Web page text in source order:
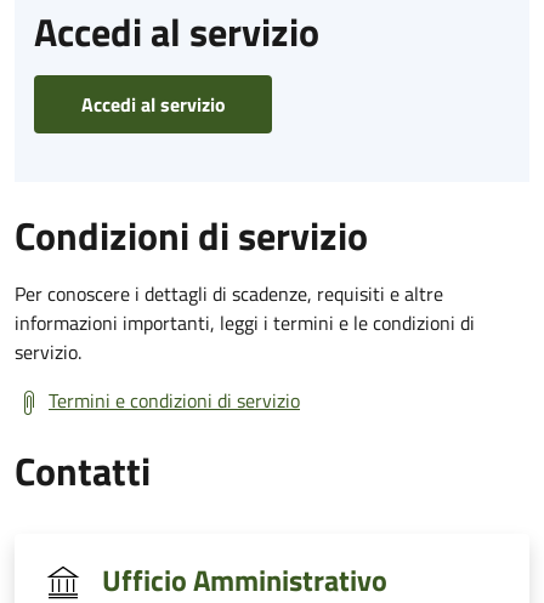
Accedi al servizio
Accedi al servizio
Condizioni di servizio
Per conoscere i dettagli di scadenze, requisiti e altre
informazioni importanti, leggi i termini e le condizioni di
servizio.
Termini e condizioni di servizio
Contatti
Ufficio Amministrativo